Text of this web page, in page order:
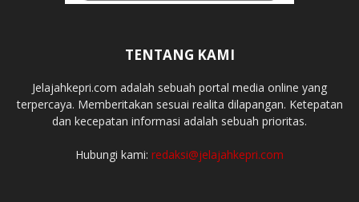
TENTANG KAMI
Jelajahkepri.com adalah sebuah portal media online yang
terpercaya. Memberitakan sesuai realita dilapangan. Ketepatan
dan kecepatan informasi adalah sebuah prioritas.
Hubungi kami: redaksi@jelajahkepri.com